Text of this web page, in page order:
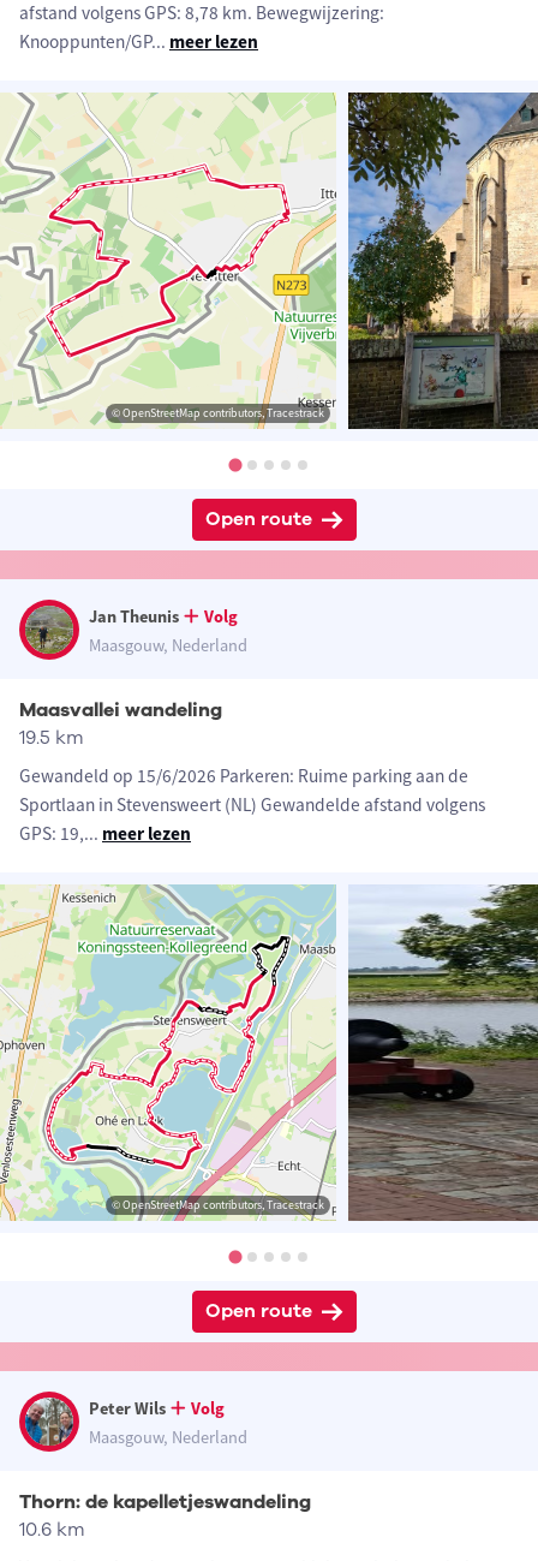
afstand volgens GPS: 8,78 km. Bewegwijzering:
Knooppunten/GP... meer lezen
© OpenStreetMap contributors, Tracestrack
Open route
Jan Theunis
Volg
Maasgouw, Nederland
Maasvallei wandeling
19.5 km
Gewandeld op 15/6/2026 Parkeren: Ruime parking aan de
Sportlaan in Stevensweert (NL) Gewandelde afstand volgens
GPS: 19,... meer lezen
© OpenStreetMap contributors, Tracestrack
Open route
Peter Wils
Volg
Maasgouw, Nederland
Thorn: de kapelletjeswandeling
10.6 km